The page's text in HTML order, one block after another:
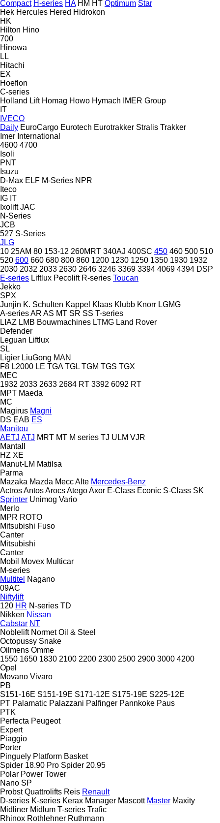
Compact H-series HA HM HT Optimum Star
Hek Hercules Hered Hidrokon
HK
Hilton Hino
700
Hinowa
LL
Hitachi
EX
Hoeflon
C-series
Holland Lift Homag Howo Hymach
IMER Group
IT
IVECO
Daily EuroCargo Eurotech Eurotrakker Stralis Trakker
Imer International
4600 4700
Isoli
PNT
Isuzu
D-Max ELF M-Series NPR
Iteco
IG IT
Ixolift JAC
N-Series
JCB
527 S-Series
JLG
10 25AM 80 153-12 260MRT 340AJ 400SC 450 460 500 510
520 600 660 680 800 860 1200 1230 1250 1350 1930 1932
2030 2032 2033 2630 2646 3246 3369 3394 4069 4394 DSP
E-series Liftlux Pecolift R-series Toucan
Jekko
SPX
Junjin K. Schulten Kappel Klaas Klubb Knorr LGMG
A-seriesAR AS MT SR SS T-series
LIAZ LMB Bouwmachines LTMG Land Rover
Defender
Leguan Liftlux
SL
Ligier LiuGong MAN
F8 L2000 LE TGA TGL TGM TGS TGX
MEC
1932 2033 2633 2684 RT 3392 6092 RT
MPT Maeda
MC
Magirus Magni
DS EAB ES
Manitou
AETJ ATJ MRT MT M series TJ ULM VJR
Mantall
HZ XE
Manut-LM Matilsa
Parma
Mazaka Mazda Mecc Alte Mercedes-Benz
ActrosAntosArocsAtegoAxor E-Class Econic S-Class SK
Sprinter Unimog Vario
Merlo
MPR ROTO
Mitsubishi Fuso
Canter
Mitsubishi
Canter
Mobil
Movex Multicar
M-series
Multitel Nagano
09AC
Niftylift
120 HR N-series TD
Nikken Nissan
Cabstar NT
Noblelift Normet Oil & Steel
Octopussy Snake
Oilmens Omme
1550 1650 1830 2100 2200 2300 2500 2900 3000 4200
Opel
Movano Vivaro
PB
S151-16E S151-19E S171-12E S175-19E S225-12E
PT Palamatic Palazzani Palfinger Pannkoke Paus
PTK
Perfecta Peugeot
Expert
Piaggio
Porter
Pinguely Platform Basket
Spider 18.90 Pro Spider 20.95
Polar Power Tower
Nano SP
Probst Quattrolifts Reis Renault
D-series K-series Kerax Manager Mascott Master Maxity
Midliner Midlum T-series Trafic
Rhinox Rothlehner Ruthmann